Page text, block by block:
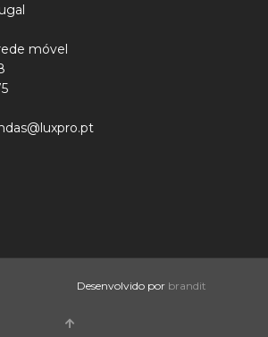
móvel
Desenvolvido por brandit